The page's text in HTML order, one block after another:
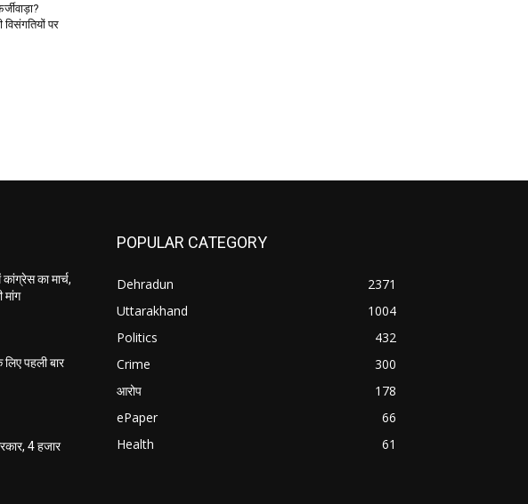
विसंगतियों पर
का मार्च,
मांग
पहली बार
4 हजार
POPULAR CATEGORY
Dehradun
2371
Uttarakhand
1004
Politics
432
Crime
300
आरोप
178
ePaper
66
Health
61